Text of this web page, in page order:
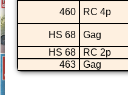
460
RC 4p
HS 68
Gag
HS 68
RC 2p
463
Gag